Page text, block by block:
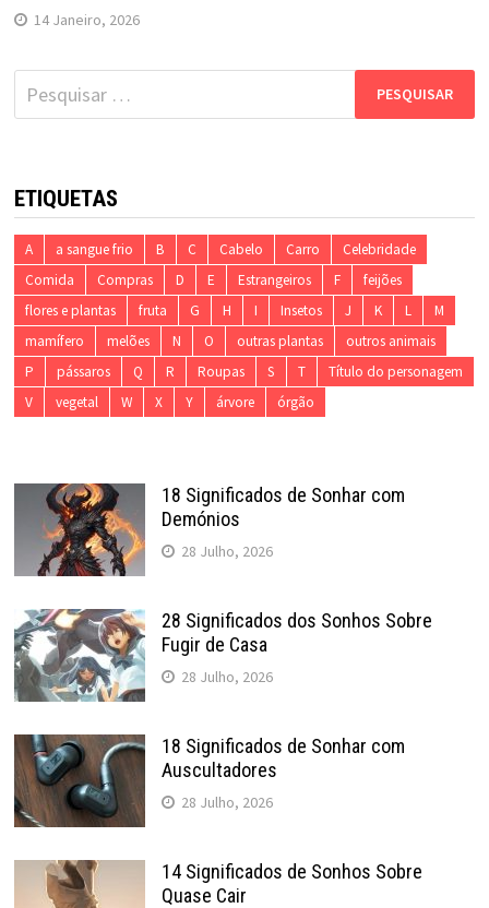
14 Janeiro, 2026
Pesquisar
por:
ETIQUETAS
A a sangue frio B C Cabelo Carro
Celebridade
Comida
Compras D E Estrangeiros F
feijões
flores e plantas
fruta G H I Insetos J K L
M
mamífero
melões N O outras plantas
outros animais
P
pássaros Q R Roupas S T
Título do personagem
V
vegetal W X Y árvore órgão
18 Significados de Sonhar com
Demónios
28 Julho, 2026
28 Significados dos Sonhos Sobre
Fugir de Casa
28 Julho, 2026
18 Significados de Sonhar com
Auscultadores
28 Julho, 2026
14 Significados de Sonhos Sobre
Quase Cair